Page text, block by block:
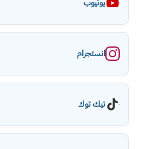
يوتيوب
انستجرام
تيك توك